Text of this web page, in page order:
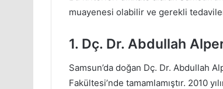
muayenesi olabilir ve gerekli
1. Dç. Dr. Abdullah
Samsun’da doğan Dç. Dr. Abdullah
Fakültesi’nde tamamlamıştır. 2010